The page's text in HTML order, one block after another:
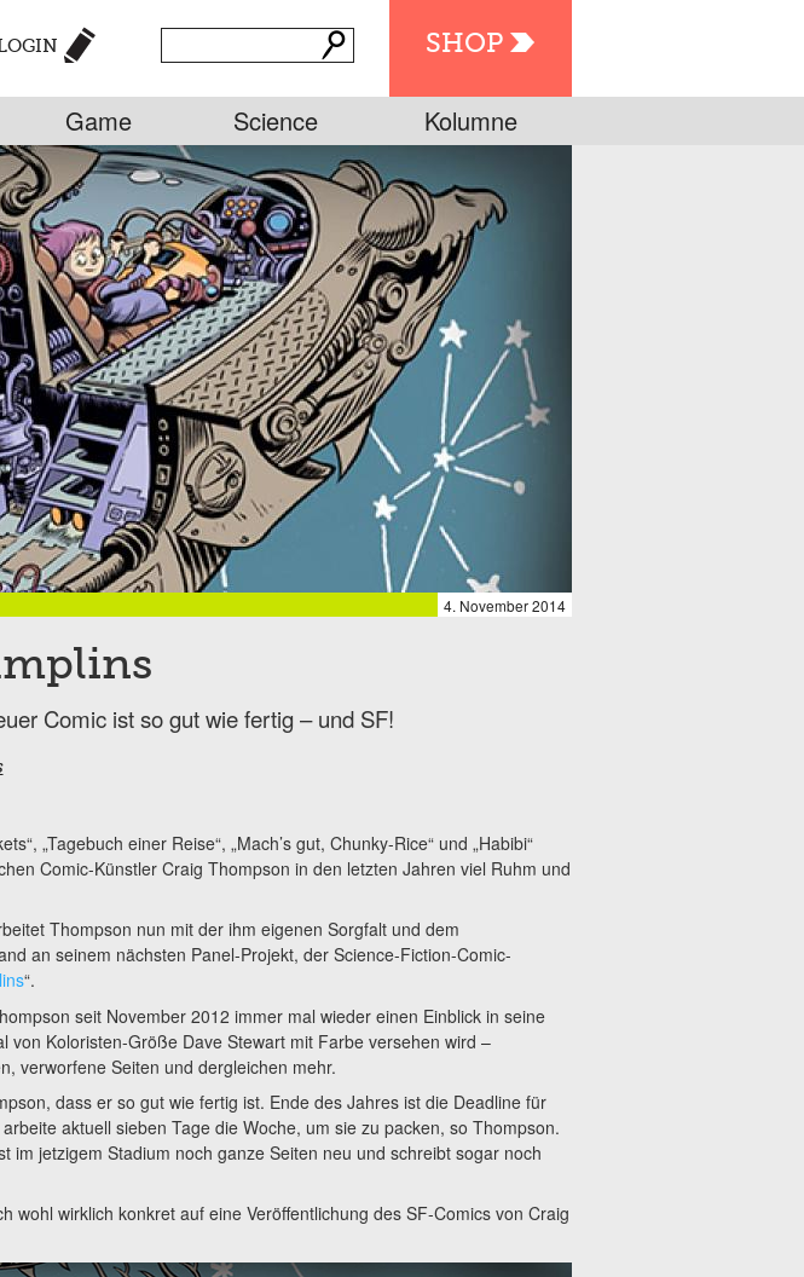
SHOP
Game Science Kolumne
4. November 2014
Comic ist so gut wie fertig – und SF!
„Tagebuch einer Reise“, „Mach’s gut, Chunky-Rice“ und „Habibi“
Comic-Künstler Craig Thompson in den letzten Jahren viel Ruhm und
Thompson nun mit der ihm eigenen Sorgfalt und dem
an seinem nächsten Panel-Projekt, der Science-Fiction-Comic-
“.
seit November 2012 immer mal wieder einen Einblick in seine
von Koloristen-Größe Dave Stewart mit Farbe versehen wird –
verworfene Seiten und dergleichen mehr.
dass er so gut wie fertig ist. Ende des Jahres ist die Deadline für
aktuell sieben Tage die Woche, um sie zu packen, so Thompson.
im jetzigem Stadium noch ganze Seiten neu und schreibt sogar noch
wohl wirklich konkret auf eine Veröffentlichung des SF-Comics von Craig